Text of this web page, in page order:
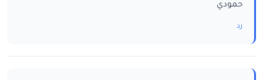
حمودي
رد